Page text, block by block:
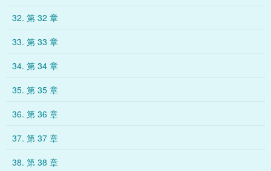
32. 第 32 章
33. 第 33 章
34. 第 34 章
35. 第 35 章
36. 第 36 章
37. 第 37 章
38. 第 38 章